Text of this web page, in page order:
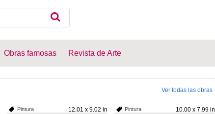
Obras famosas Revista de Arte
Ver todas las obras
12.01 x 9.02 in
Pintura 10.00 x 7.99 in
Pintura